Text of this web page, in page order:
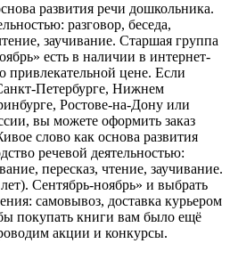
развития речи дошкольника.
разговор, беседа,
заучивание. Старшая группа
есть в наличии в интернет-
привлекательной цене. Если
Петербурге, Нижнем
Ростове-на-Дону или
вы можете оформить заказ
слово как основа развития
речевой деятельностью:
пересказ, чтение, заучивание.
Сентябрь-ноябрь» и выбрать
самовывоз, доставка курьером
покупать книги вам было ещё
акции и конкурсы.